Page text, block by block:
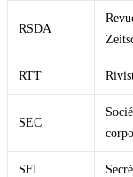
RSDA
RTT
SEC
SFI